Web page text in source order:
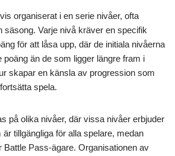
organiserat i en serie nivåer, ofta
säsong. Varje nivå kräver en specifik
för att låsa upp, där de initiala nivåerna
än de som ligger längre fram i
skapar en känsla av progression som
spela.
på olika nivåer, där vissa nivåer erbjuder
tillgängliga för alla spelare, medan
Battle Pass-ägare. Organisationen av